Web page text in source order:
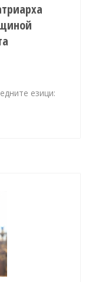
езици: